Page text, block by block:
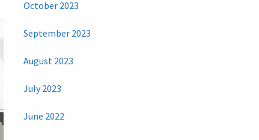
October 2023
September 2023
August 2023
July 2023
June 2022